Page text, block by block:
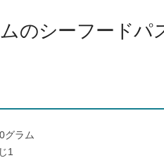
のシーフードパ
グラム
1